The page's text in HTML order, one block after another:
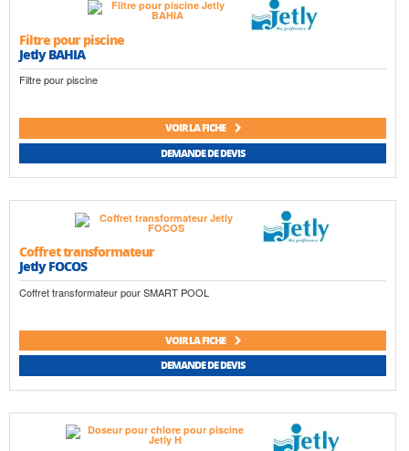
Filtre pour piscine
Jetly BAHIA
Filtre pour piscine
VOIR LA FICHE
DEMANDE DE DEVIS
Coffret transformateur
Jetly FOCOS
Coffret transformateur pour SMART POOL
VOIR LA FICHE
DEMANDE DE DEVIS